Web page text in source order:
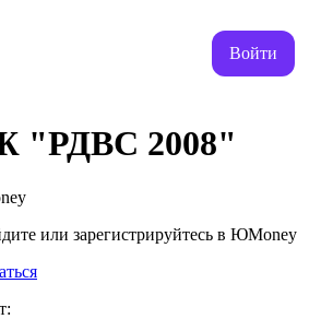
Войти
"РДВС 2008"
или зарегистрируйтесь в ЮMoney